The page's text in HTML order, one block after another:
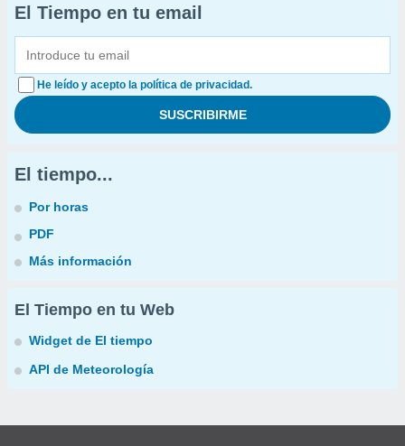
El Tiempo en tu email
He leído y acepto la política de privacidad.
El tiempo...
Por horas
PDF
Más información
El Tiempo en tu Web
Widget de El tiempo
API de Meteorología